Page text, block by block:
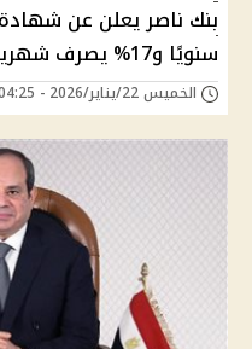
سنويًا و17% يصرف شهريا
الخميس 22/يناير/2026 - 04:25 م